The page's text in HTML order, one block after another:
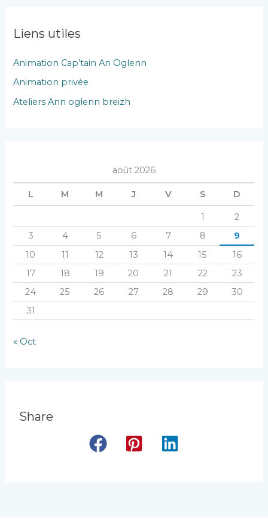
Liens utiles
Animation Cap’tain An Oglenn
Animation privée
Ateliers Ann oglenn breizh
août 2026
L M M J V S D
1
2
3
4 5 6 7 8
9
10
11 12 13 14 15
16
17
18 19 20 21 22
23
24
25 26 27 28 29
30
31
« Oct
Share